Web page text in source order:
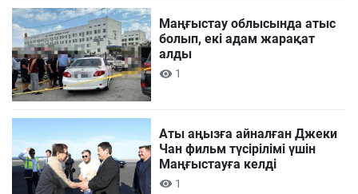
Маңғыстау облысында атыс
болып, екі адам жарақат
алды
1
Аты аңызға айналған Джеки
Чан фильм түсірілімі үшін
Маңғыстауға келді
1